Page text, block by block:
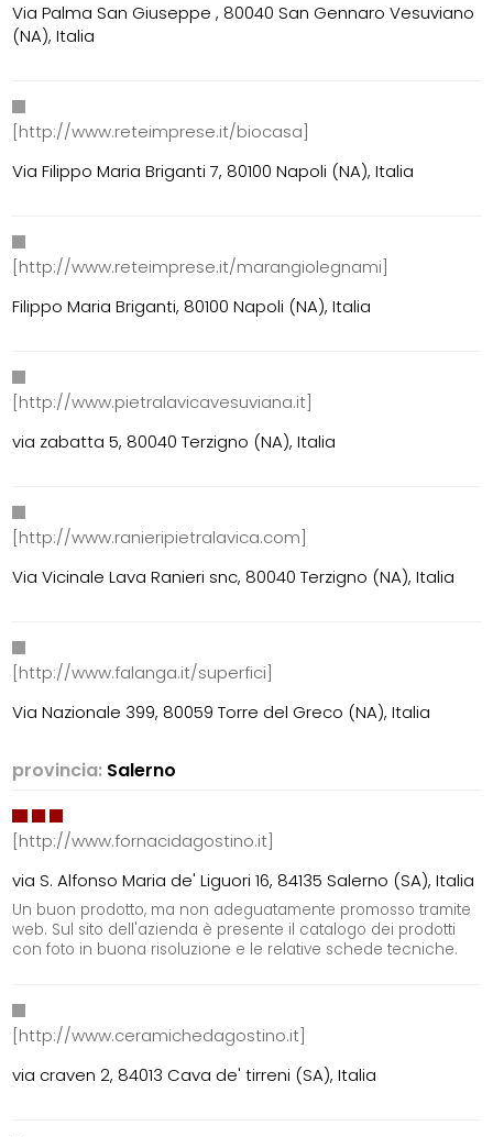
Via Palma San Giuseppe , 80040 San Gennaro Vesuviano
(NA), Italia
[http://www.reteimprese.it/biocasa]
Via Filippo Maria Briganti 7, 80100 Napoli (NA), Italia
[http://www.reteimprese.it/marangiolegnami]
Filippo Maria Briganti, 80100 Napoli (NA), Italia
[http://www.pietralavicavesuviana.it]
via zabatta 5, 80040 Terzigno (NA), Italia
[http://www.ranieripietralavica.com]
Via Vicinale Lava Ranieri snc, 80040 Terzigno (NA), Italia
[http://www.falanga.it/superfici]
Via Nazionale 399, 80059 Torre del Greco (NA), Italia
provincia: Salerno
[http://www.fornacidagostino.it]
via S. Alfonso Maria de' Liguori 16, 84135 Salerno (SA), Italia
Un buon prodotto, ma non adeguatamente promosso tramite
web. Sul sito dell'azienda è presente il catalogo dei prodotti
con foto in buona risoluzione e le relative schede tecniche.
[http://www.ceramichedagostino.it]
via craven 2, 84013 Cava de' tirreni (SA), Italia